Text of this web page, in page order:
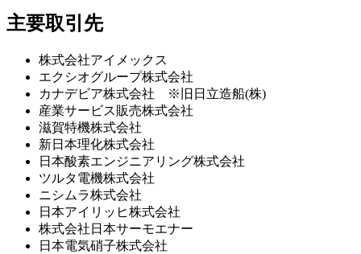
主要取引先
株式会社アイメックス
エクシオグループ株式会社
カナデビア株式会社 ※旧日立造船(株)
産業サービス販売株式会社
滋賀特機株式会社
新日本理化株式会社
日本酸素エンジニアリング株式会社
ツルタ電機株式会社
ニシムラ株式会社
日本アイリッヒ株式会社
株式会社日本サーモエナー
日本電気硝子株式会社